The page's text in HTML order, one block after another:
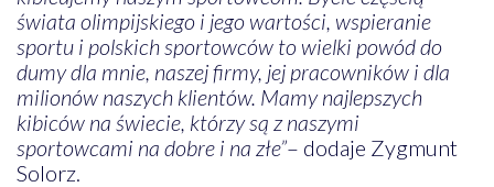
świata olimpijskiego i jego wartości, wspieranie
sportu i polskich sportowców to wielki powód do
dumy dla mnie, naszej firmy, jej pracowników i dla
milionów naszych klientów. Mamy najlepszych
kibiców na świecie, którzy są z naszymi
sportowcami na dobre i na złe”– dodaje Zygmunt
Solorz.